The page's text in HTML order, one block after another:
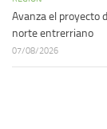
Avanza el proyecto
norte entrerriano
07/08/2026